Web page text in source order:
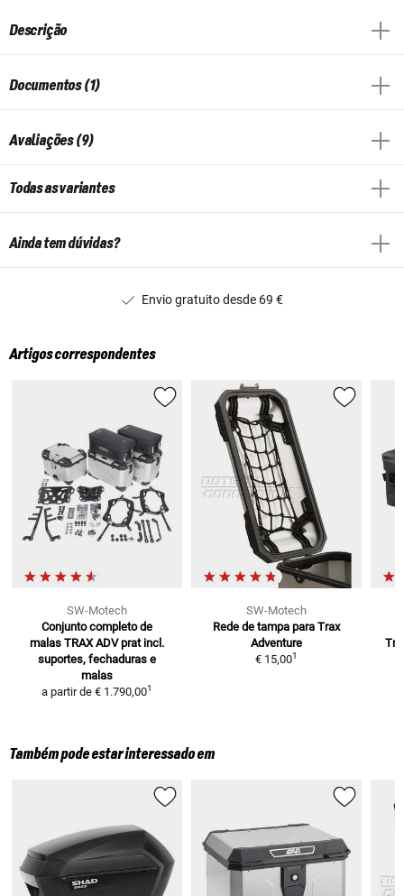
Descrição
Documentos (1)
Avaliações (9)
Todas as variantes
Ainda tem dúvidas?
Envio gratuito desde 69 €
Artigos correspondentes
SW-Motech
Conjunto completo de
malas TRAX ADV prat incl.
suportes, fechaduras e
malas
a partir de € 1.790,001
SW-Motech
Rede de tampa para Trax
Adventure
€ 15,001
Também pode estar interessado em